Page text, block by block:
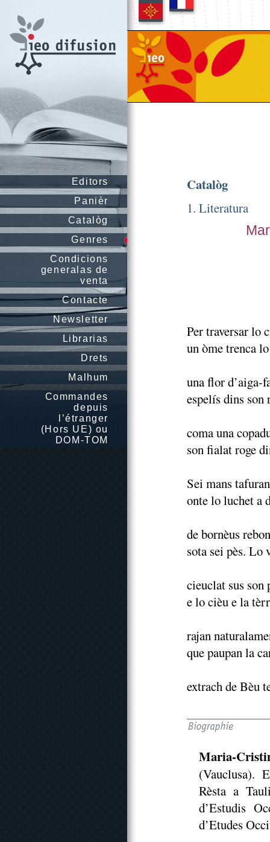
Editors
Panièr
Catalòg
Genres
Condicions
generalas de
venta
Contacte
Newsletter
Librarias
Drets
Malhum
Commandes
depuis
l’étranger
(Hors UE) ou
DOM-TOM
Catalòg
1. Literatura
Per traversar lo
un òme trenca
una flor d’aiga-
espelís dins son
coma una
son fialat roge
Sei mans tafuran
onte lo luchet a
de bornèus
sota sei pès. Lo
cieuclat sus son
e lo cièu e la
rajan
que paupan la
extrach de Bèu
Maria-
(Vauclusa).
Rèsta a
d’Estudis
d’Etudes